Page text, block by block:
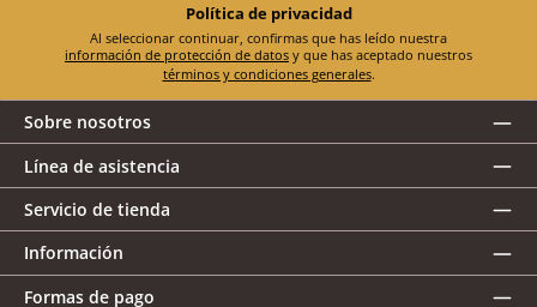
Política de privacidad
información de protección de datos
términos y condiciones generales.
Sobre nosotros
Línea de asistencia
Servicio de tienda
Información
Formas de pago